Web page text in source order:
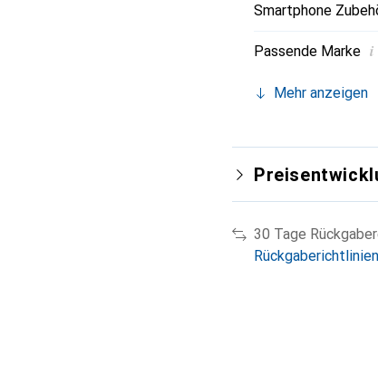
Smartphone
Passende Marke i
Mehr anzeigen
30 Tage
Rückgaberichtlinien